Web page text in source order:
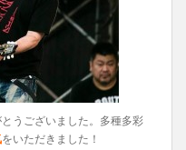
うございました。多種多彩
をいただきました！